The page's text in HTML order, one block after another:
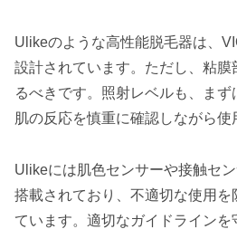
Ulikeのような高性能脱毛器は、
設計されています。ただし、粘
るべきです。照射レベルも、まず
肌の反応を慎重に確認しながら使
Ulikeには肌色センサーや接触セ
搭載されており、不適切な使用
ています。適切なガイドラインを